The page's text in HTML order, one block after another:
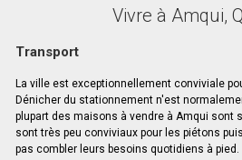
Vivre à Amqui,
Transport
La ville est exceptionnellement conviviale
Dénicher du stationnement n'est
plupart des maisons à vendre à Amqui sont
sont très peu conviviaux pour les piétons
pas combler leurs besoins quotidiens à pied.